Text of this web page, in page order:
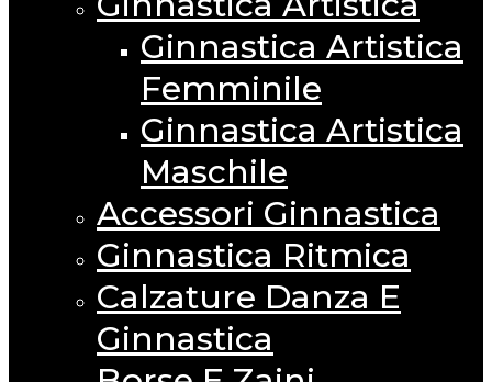
Ginnastica Artistica
Femminile
Ginnastica Artistica
Maschile
Accessori Ginnastica
Ginnastica Ritmica
Calzature Danza E
Ginnastica